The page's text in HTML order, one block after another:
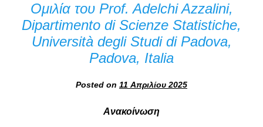
Ομιλία του Prof. Adelchi Azzalini,
Dipartimento di Scienze Statistiche,
Università degli Studi di Padova,
Padova, Italia
Posted on 11 Απριλίου 2025
Ανακοίνωση